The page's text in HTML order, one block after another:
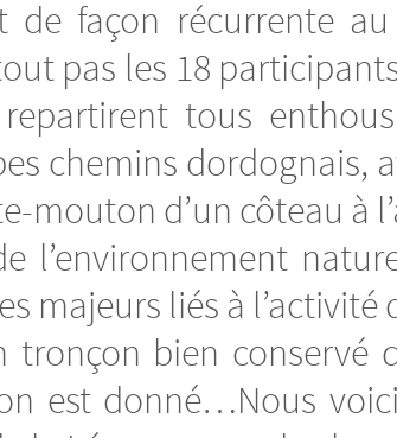
de façon récurrente
pas les 18
tous
chemins dordognais,
d’un côteau à
l’environnement
majeurs liés à l’activité
tronçon bien conservé
est donné…Nous